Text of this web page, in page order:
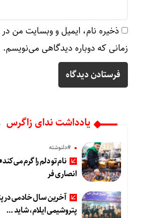
ذخیره نام، ایمیل و وبسایت من در
زمانی که دوباره دیدگاهی می‌نویسم.
یادداشت ندای زاگرس
#دلنوشته
نام تو دلم را گرم
انصاری فر
آخرین سال خادمی در
پتروشیمی ایلام، شاید …